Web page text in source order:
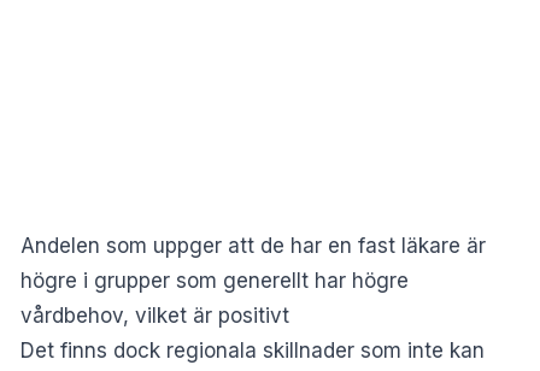
Andelen som uppger att de har en fast läkare är
högre i grupper som generellt har högre
vårdbehov, vilket är positivt
Det finns dock regionala skillnader som inte kan